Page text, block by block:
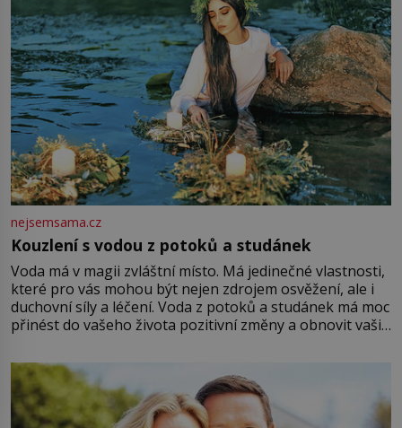
nejsemsama.cz
Kouzlení s vodou z potoků a studánek
Voda má v magii zvláštní místo. Má jedinečné vlastnosti,
které pro vás mohou být nejen zdrojem osvěžení, ale i
duchovní síly a léčení. Voda z potoků a studánek má moc
přinést do vašeho života pozitivní změny a obnovit vaši
můžete obohatit své rituály a přinést do svého života
větší harmonii a klid. Je důležité